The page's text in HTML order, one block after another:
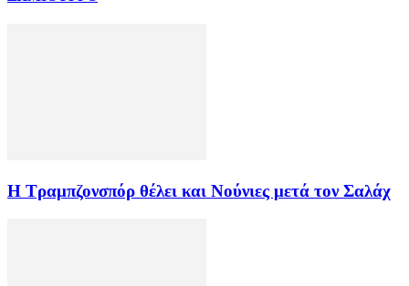
Η Τραμπζονσπόρ θέλει και Νούνιες μετά τον Σαλάχ